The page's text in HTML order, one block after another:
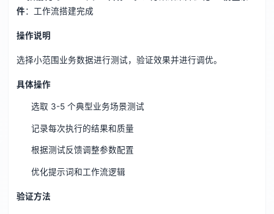
件：工作流搭建完成
操作说明
选择小范围业务数据进行测试，验证效果并进行调优。
具体操作
选取 3-5 个典型业务场景测试
记录每次执行的结果和质量
根据测试反馈调整参数配置
优化提示词和工作流逻辑
验证方法